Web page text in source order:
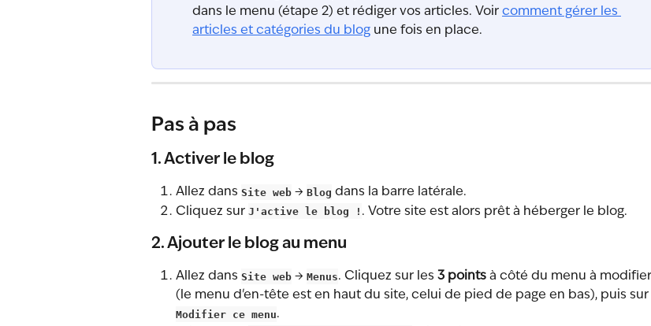
dans le menu (étape 2) et rédiger vos articles. Voir comment gérer les
articles et catégories du blog une fois en place.
Pas à pas
1. Activer le blog
Allez dans Site web → Blog dans la barre latérale.
Cliquez sur J'active le blog ! . Votre site est alors prêt à héberger le blog.
2. Ajouter le blog au menu
Allez dans Site web → Menus. Cliquez sur les 3 points à côté du menu à modifier
(le menu d'en-tête est en haut du site, celui de pied de page en bas), puis sur
Modifier ce menu.